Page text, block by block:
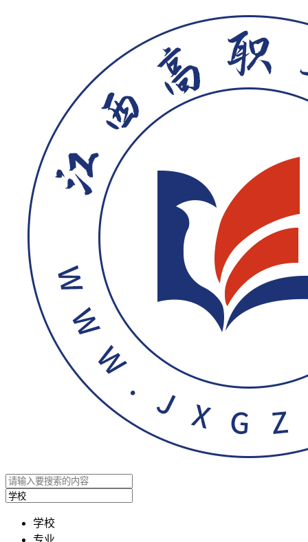
学校
专业